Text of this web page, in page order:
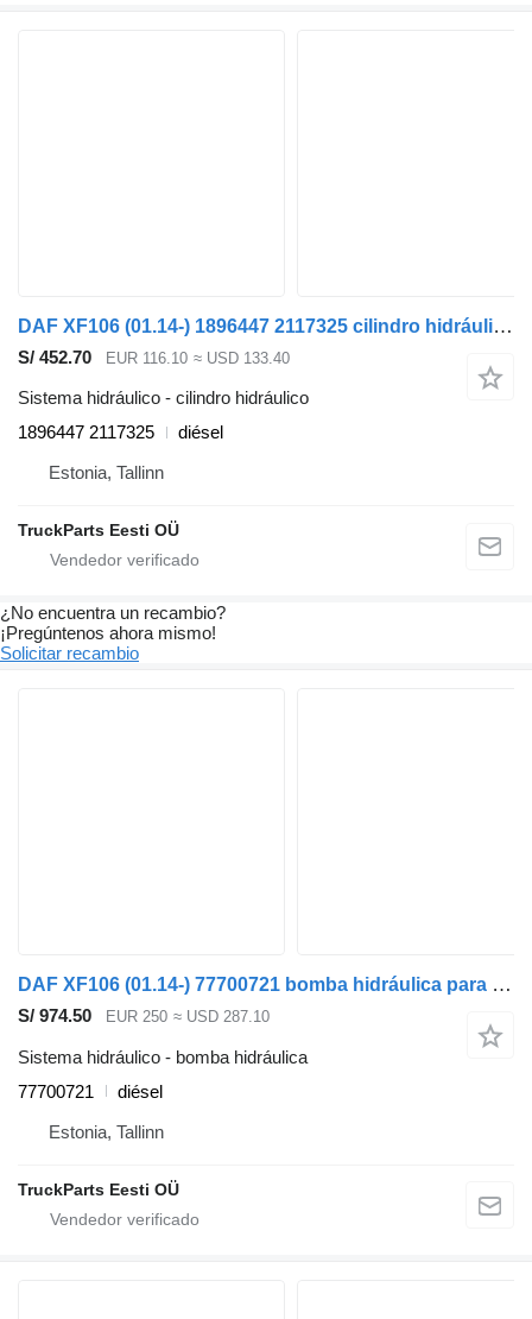
DAF XF106 (01.14-) 1896447 2117325 cilindro hidráulico para DAF XF106 (2014-) cabeza tractora
S/ 452.70 EUR 116.10 ≈ USD 133.40
Sistema hidráulico - cilindro hidráulico
1896447 2117325
diésel
Estonia, Tallinn
TruckParts Eesti OÜ
¿No encuentra un recambio?
¡Pregúntenos ahora mismo!
Solicitar recambio
DAF XF106 (01.14-) 77700721 bomba hidráulica para DAF XF106 (2014-) cabeza tractora
S/ 974.50 EUR 250 ≈ USD 287.10
Sistema hidráulico - bomba hidráulica
77700721
diésel
Estonia, Tallinn
TruckParts Eesti OÜ